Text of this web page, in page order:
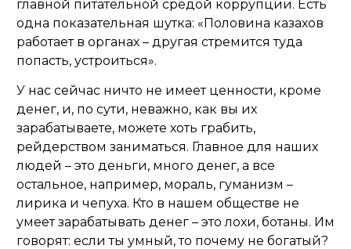
главной питательной средой коррупции. Есть
одна показательная шутка: «Половина казахов
работает в органах – другая стремится туда
попасть, устроиться».
У нас сейчас ничто не имеет ценности, кроме
денег, и, по сути, неважно, как вы их
зарабатываете, можете хоть грабить,
рейдерством заниматься. Главное для наших
людей – это деньги, много денег, а все
остальное, например, мораль, гуманизм –
лирика и чепуха. Кто в нашем обществе не
умеет зарабатывать денег – это лохи, ботаны. Им
говорят: если ты умный, то почему не богатый?